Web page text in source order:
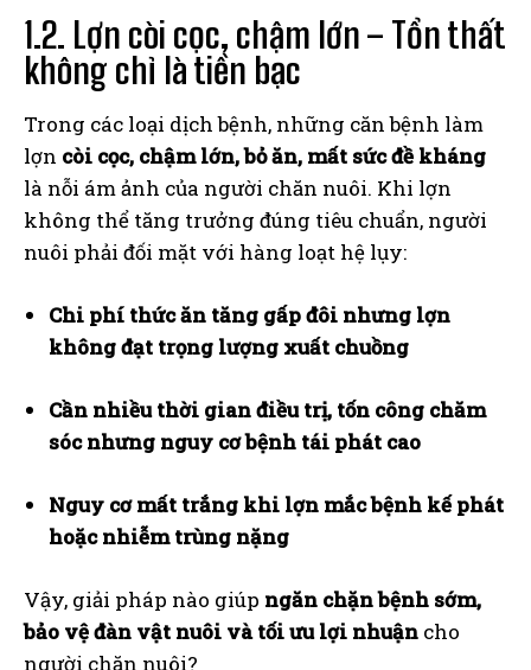
1.2. Lợn còi cọc, chậm lớn – Tổn thất
không chỉ là tiền bạc
Trong các loại dịch bệnh, những căn bệnh làm
lợn còi cọc, chậm lớn, bỏ ăn, mất sức đề kháng
là nỗi ám ảnh của người chăn nuôi. Khi lợn
không thể tăng trưởng đúng tiêu chuẩn, người
nuôi phải đối mặt với hàng loạt hệ lụy:
Chi phí thức ăn tăng gấp đôi nhưng lợn
không đạt trọng lượng xuất chuồng
Cần nhiều thời gian điều trị, tốn công chăm
sóc nhưng nguy cơ bệnh tái phát cao
Nguy cơ mất trắng khi lợn mắc bệnh kế phát
hoặc nhiễm trùng nặng
Vậy, giải pháp nào giúp ngăn chặn bệnh sớm,
bảo vệ đàn vật nuôi và tối ưu lợi nhuận cho
người chăn nuôi?